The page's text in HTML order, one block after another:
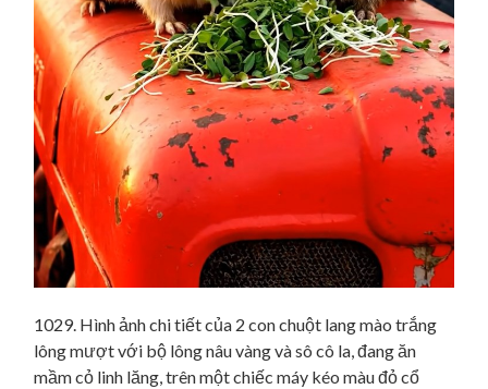
1029. Hình ảnh chi tiết của 2 con chuột lang mào trắng
lông mượt với bộ lông nâu vàng và sô cô la, đang ăn
mầm cỏ linh lăng, trên một chiếc máy kéo màu đỏ cổ